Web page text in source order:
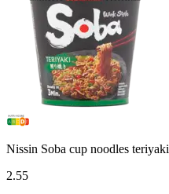
Nissin Soba cup noodles teriyaki
2.55